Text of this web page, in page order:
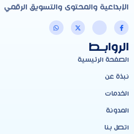
الإبداعية والمحتوى والتسويق الرقمي
الروابـط
الصفحة الرئيسية
نبذة عن
الخدمات
المدونة
اتصل بنا